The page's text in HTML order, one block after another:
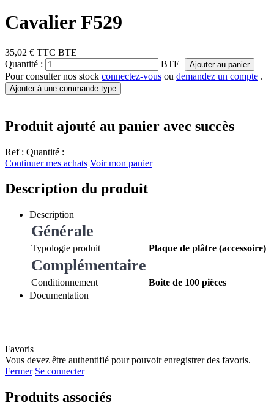
Cavalier F529
35,02 € TTC BTE
Quantité :
BTE Ajouter au panier
Pour consulter nos stock connectez-vous ou demandez un compte .
Ajouter à une commande type
Produit ajouté au panier avec succès
Ref : Quantité :
Continuer mes achats Voir mon panier
Description du produit
Description
Générale
Typologie produit Plaque de plâtre (accessoire)
Complémentaire
Conditionnement
Boite de 100 pièces
Documentation
Favoris
Vous devez être authentifié pour pouvoir enregistrer des favoris.
Fermer Se connecter
Produits associés